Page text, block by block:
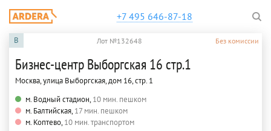
+7 495 646-87-18
B Лот №132648 Без комиссии
Бизнес-центр Выборгская 16 стр.1
Москва, улица Выборгская, дом 16, стр. 1
м. Водный стадион,10 мин. пешком
м. Балтийская,17 мин. пешком
м. Коптево,10 мин. транспортом